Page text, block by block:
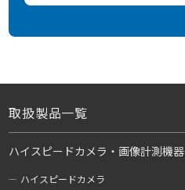
取扱製品一覧
ハイスピードカメラ・画像計測機器
ハイスピードカメラ